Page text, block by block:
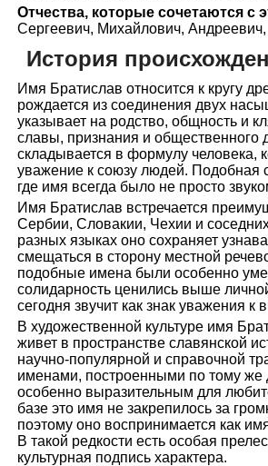
Отчества, которые сочетаются с
Сергеевич, Михайлович,
История
Имя Братислав относится к кругу
рождается из соединения двух
указывает на родство, общность и
славы, признания и общественного
складывается в формулу человека,
уважение к союзу людей. Подобная
где имя всегда было не просто
Имя Братислав встречается
Сербии, Словакии, Чехии и
разных языках оно сохраняет
смещаться в сторону местной
подобные имена были особенно
солидарность ценились выше
сегодня звучит как знак уважения к
В художественной культуре имя
живет в пространстве славянской
научно-популярной и справочной
именами, построенными по тому же
особенно выразительным для
базе это имя не закрепилось за
поэтому оно воспринимается как
В такой редкости есть особая
культурная подпись характера.